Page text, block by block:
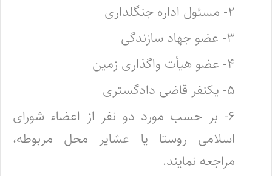
۲- مسئول اداره جنگلداری
۳- عضو جهاد سازندگی
۴- عضو هیأت واگذاری زمین
۵- یکنفر قاضی دادگستری
۶- بر حسب مورد دو نفر از اعضاء شورای
اسلامی روستا یا عشایر محل مربوطه،
مراجعه نمایند.